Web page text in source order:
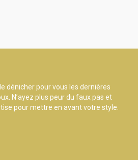
dénicher pour vous les dernières
N’ayez plus peur du faux pas et
pour mettre en avant votre style.